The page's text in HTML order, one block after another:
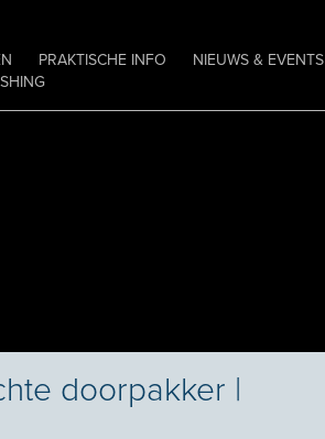
PRAKTISCHE INFO NIEUWS & EVENTS
doorpakker |